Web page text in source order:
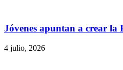
Jóvenes apuntan a crear
4 julio, 2026